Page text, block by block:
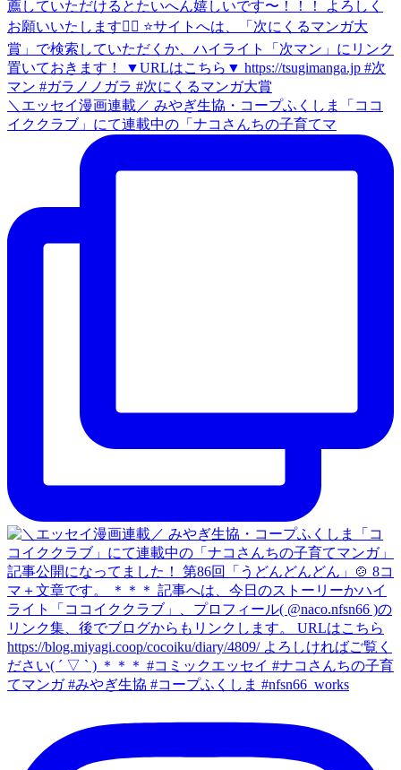
＼エッセイ漫画連載／ みやぎ生協・コープふくしま「ココ
イククラブ」にて連載中の「ナコさんちの子育てマ